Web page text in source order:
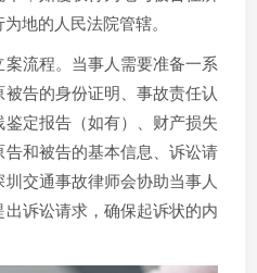
地的人民法院管辖。
流程。当事人需要准备一系
告的身份证明、事故责任认
定报告（如有）、财产损失
和被告的基本信息、诉讼请
交通事故律师会协助当事人
诉讼请求，确保起诉状的内